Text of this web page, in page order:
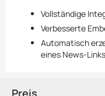
Vollständige
Verbesserte
Automatisch
eines News-Links
Preis